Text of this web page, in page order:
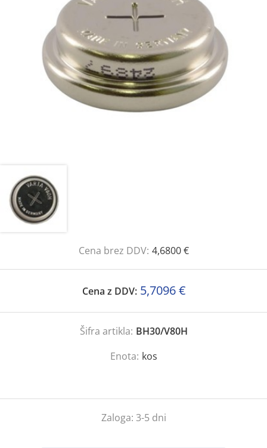
Cena brez DDV: 4,6800 €
Cena z DDV: 5,7096 €
Šifra artikla: BH30/V80H
Enota: kos
Zaloga: 3-5 dni